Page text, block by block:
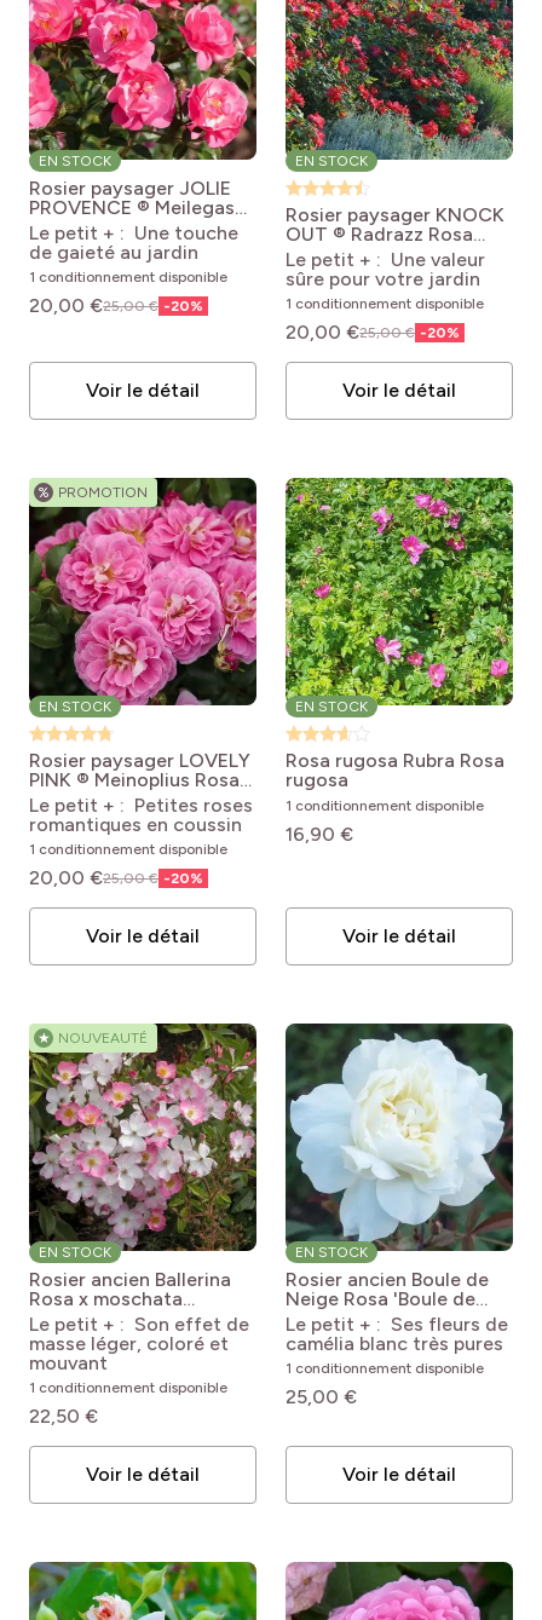
EN STOCK
Rosier paysager JOLIE
PROVENCE ® Meilegase
Rosa x floribunda Street
Colors® Jolie Provence®
'Meilegase'
Le petit + : Une touche
de gaieté au jardin
1 conditionnement disponible
20,00 €25,00 € -20%
Voir le détail
EN STOCK
Rosier paysager KNOCK
OUT ® Radrazz Rosa
Knock Out® 'Radrazz'
Le petit + : Une valeur
sûre pour votre jardin
1 conditionnement disponible
20,00 €25,00 € -20%
Voir le détail
% PROMOTION
EN STOCK
Rosier paysager LOVELY
PINK ® Meinoplius Rosa
'Meinoplius' LOVELY
PINK®
Le petit + : Petites roses
romantiques en coussin
1 conditionnement disponible
20,00 €25,00 € -20%
Voir le détail
EN STOCK
Rosa rugosa Rubra Rosa
rugosa
1 conditionnement disponible
16,90 €
Voir le détail
★ NOUVEAUTÉ
EN STOCK
Rosier ancien Ballerina
Rosa x moschata
Ballerina
Le petit + : Son effet de
masse léger, coloré et
mouvant
1 conditionnement disponible
22,50 €
Voir le détail
EN STOCK
Rosier ancien Boule de
Neige Rosa 'Boule de
Neige'
Le petit + : Ses fleurs de
camélia blanc très pures
1 conditionnement disponible
25,00 €
Voir le détail